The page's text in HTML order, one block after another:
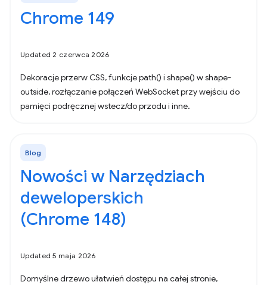
Chrome 149
Updated 2 czerwca 2026
Dekoracje przerw CSS, funkcje path() i shape() w shape-
outside, rozłączanie połączeń WebSocket przy wejściu do
pamięci podręcznej wstecz/do przodu i inne.
Blog
Nowości w Narzędziach
deweloperskich
(Chrome 148)
Updated 5 maja 2026
Domyślne drzewo ułatwień dostępu na całej stronie,